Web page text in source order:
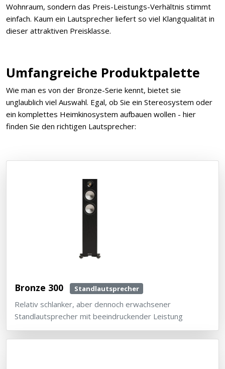
Wohnraum, sondern das Preis-Leistungs-Verhältnis stimmt
einfach. Kaum ein Lautsprecher liefert so viel Klangqualität in
dieser attraktiven Preisklasse.
Umfangreiche Produktpalette
Wie man es von der Bronze-Serie kennt, bietet sie
unglaublich viel Auswahl. Egal, ob Sie ein Stereosystem oder
ein komplettes Heimkinosystem aufbauen wollen - hier
finden Sie den richtigen Lautsprecher:
Bronze 300 Standlautsprecher
Relativ schlanker, aber dennoch erwachsener
Standlautsprecher mit beeindruckender Leistung